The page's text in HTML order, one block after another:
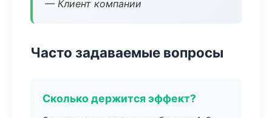
— Клиент компании
Часто задаваемые вопросы
Сколько держится эффект?